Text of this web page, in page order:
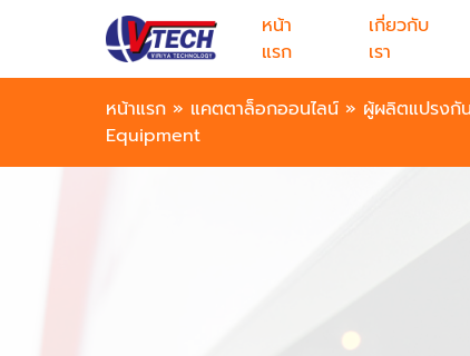
หน้า
แรก
เกี่ยวกับ
เรา
หน้าแรก » แคตตาล็อกออนไลน์ » ผู้ผลิตแปรงกั
Equipment